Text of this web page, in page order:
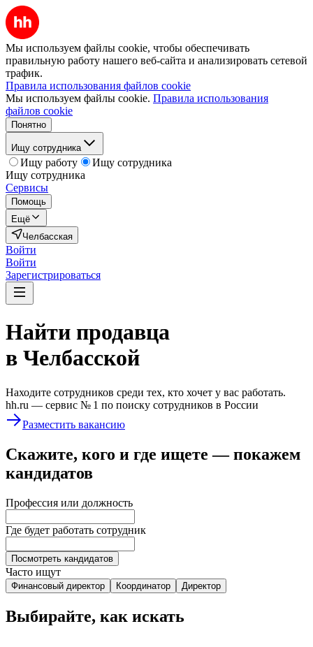
Мы используем файлы cookie, чтобы обеспечивать
правильную работу нашего веб-сайта и анализировать сетевой
трафик.
Правила использования файлов cookie
Мы используем файлы cookie. Правила использования
файлов cookie
Понятно
Ищу сотрудника
Ищу работу
Ищу сотрудника
Ищу сотрудника
Сервисы
Помощь
Ещё
Челбасская
Войти
Войти
Зарегистрироваться
Найти продавца
в Челбасской
Находите сотрудников среди тех, кто хочет у вас работать.
hh.ru — сервис № 1 по поиску сотрудников в России
Разместить вакансию
Скажите, кого и где ищете — покажем
кандидатов
Профессия или должность
Где будет работать сотрудник
Посмотреть кандидатов
Часто ищут
Финансовый директор Координатор Директор
Выбирайте, как искать